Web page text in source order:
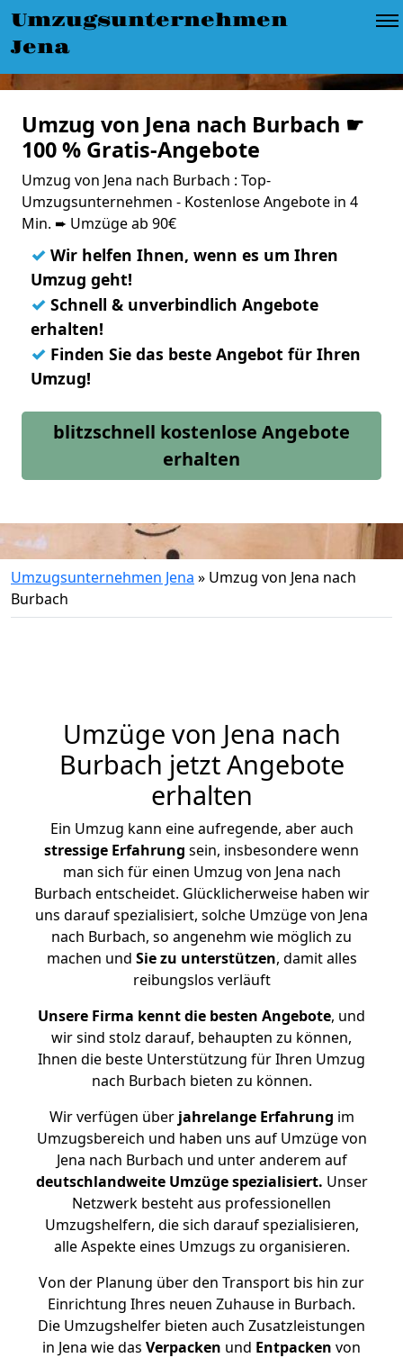
Umzugsunternehmen
Jena
Umzug von Jena nach Burbach ☛
100 % Gratis-Angebote
Umzug von Jena nach Burbach : Top-
Umzugsunternehmen - Kostenlose Angebote in 4
Min. ➨ Umzüge ab 90€
✓ Wir helfen Ihnen, wenn es um Ihren
Umzug geht!
✓ Schnell & unverbindlich Angebote
erhalten!
✓ Finden Sie das beste Angebot für Ihren
Umzug!
blitzschnell kostenlose Angebote
erhalten
Umzugsunternehmen Jena » Umzug von Jena nach
Burbach
Umzüge von Jena nach
Burbach jetzt Angebote
erhalten
Ein Umzug kann eine aufregende, aber auch
stressige Erfahrung sein, insbesondere wenn
man sich für einen Umzug von Jena nach
Burbach entscheidet. Glücklicherweise haben wir
uns darauf spezialisiert, solche Umzüge von Jena
nach Burbach, so angenehm wie möglich zu
machen und Sie zu unterstützen, damit alles
reibungslos verläuft
Unsere Firma kennt die besten Angebote, und
wir sind stolz darauf, behaupten zu können,
Ihnen die beste Unterstützung für Ihren Umzug
nach Burbach bieten zu können.
Wir verfügen überjahrelange Erfahrung im
Umzugsbereich und haben uns auf Umzüge von
Jena nach Burbach und unter anderem auf
deutschlandweite Umzüge spezialisiert. Unser
Netzwerk besteht aus professionellen
Umzugshelfern, die sich darauf spezialisieren,
alle Aspekte eines Umzugs zu organisieren.
Von der Planung über den Transport bis hin zur
Einrichtung Ihres neuen Zuhause in Burbach.
Die Umzugshelfer bieten auch Zusatzleistungen
in Jena wie das Verpacken und Entpacken von